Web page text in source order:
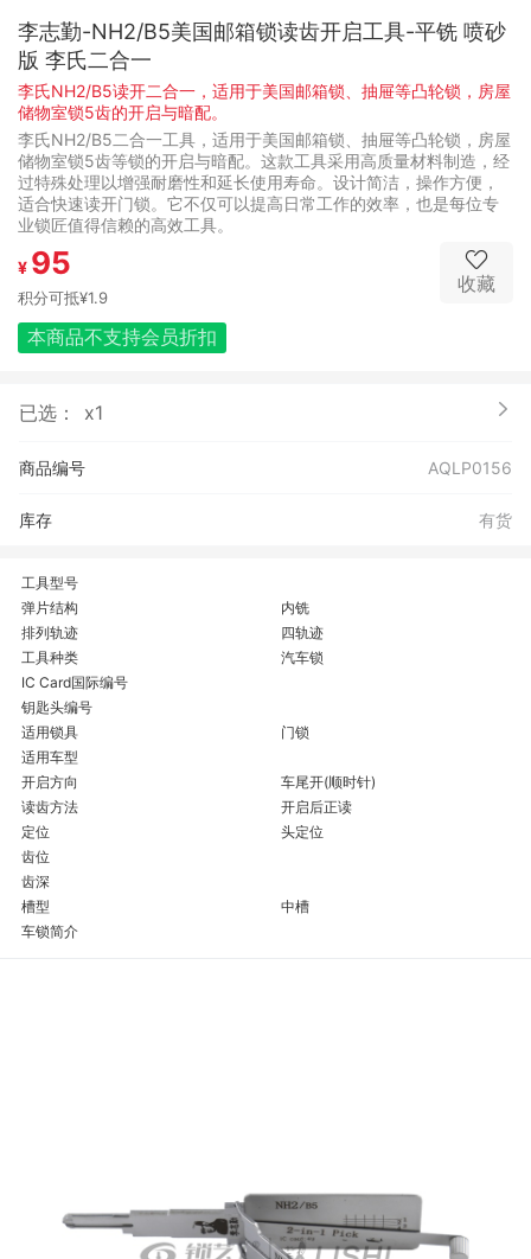
李志勤-NH2/B5美国邮箱锁读齿开启工具-平铣 喷砂
版 李氏二合一
李氏NH2/B5读开二合一，适用于美国邮箱锁、抽屉等凸轮锁，房屋
储物室锁5齿的开启与暗配。
李氏NH2/B5二合一工具，适用于美国邮箱锁、抽屉等凸轮锁，房屋
储物室锁5齿等锁的开启与暗配。这款工具采用高质量材料制造，经
过特殊处理以增强耐磨性和延长使用寿命。设计简洁，操作方便，
适合快速读开门锁。它不仅可以提高日常工作的效率，也是每位专
业锁匠值得信赖的高效工具。
¥ 95
积分可抵¥1.9
收藏
本商品不支持会员折扣
已选： x1
商品编号 AQLP0156
库存 有货
工具型号
弹片结构
内铣
排列轨迹
四轨迹
工具种类
汽车锁
IC Card国际编号
钥匙头编号
适用锁具
门锁
适用车型
开启方向
车尾开(顺时针)
读齿方法
开启后正读
定位
头定位
齿位
齿深
槽型
中槽
车锁简介